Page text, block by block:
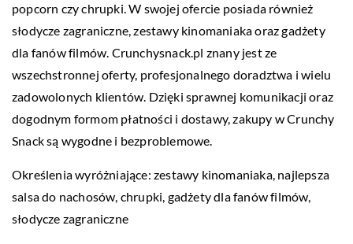
popcorn czy chrupki. W swojej ofercie posiada również
słodycze zagraniczne, zestawy kinomaniaka oraz gadżety
dla fanów filmów. Crunchysnack.pl znany jest ze
wszechstronnej oferty, profesjonalnego doradztwa i wielu
zadowolonych klientów. Dzięki sprawnej komunikacji oraz
dogodnym formom płatności i dostawy, zakupy w Crunchy
Snack są wygodne i bezproblemowe.
Określenia wyróżniające: zestawy kinomaniaka, najlepsza
salsa do nachosów, chrupki, gadżety dla fanów filmów,
słodycze zagraniczne